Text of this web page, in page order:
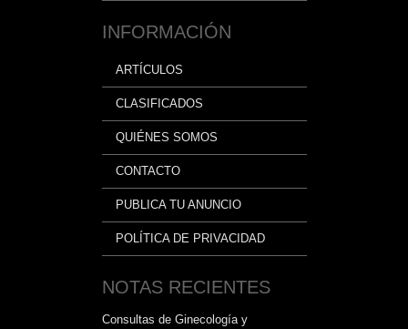
INFORMACIÓN
ARTÍCULOS
CLASIFICADOS
QUIÉNES SOMOS
CONTACTO
PUBLICA TU ANUNCIO
POLÍTICA DE PRIVACIDAD
NOTAS RECIENTES
Consultas de Ginecología y